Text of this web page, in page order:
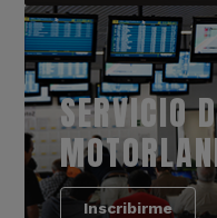
SERVICIO
Inscribirme